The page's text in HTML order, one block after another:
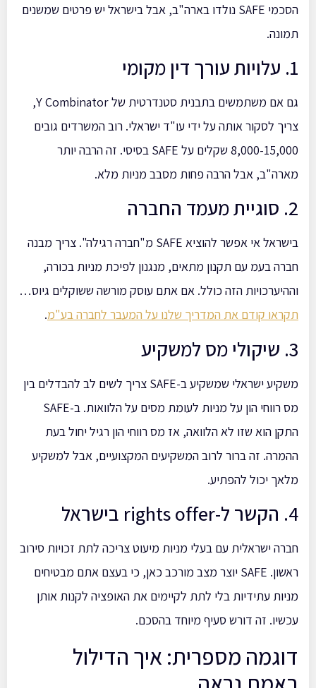
הסכמי SAFE נולדו בארה"ב, אבל בישראל יש פרטים שמשנים
תמונה.
1. עלויות עורך דין מקומי
גם אם משתמשים בתבנית סטנדרטית של Y Combinator,
צריך לסקור אותה על ידי עו"ד ישראלי. רוב המשרדים גובים
8,000-15,000 שקלים על SAFE בסיסי. זה הרבה יותר
מארה"ב, אבל הרבה פחות מסבב מניות מלא.
2. סוגיית מעמד החברה
בישראל אי אפשר להוציא SAFE מ"חברה רגילה". צריך מבנה
חברה בעמ עם תקנון מתאים, מנגנון לפיכת מניות בכורה,
וההיערכויות הזה כולל. אם אתם עוסק מורשה ששוקלים גיוס…
תקראו קודם את המדריך שלנו על המעבר לחברה בע"מ.
3. שיקולי מס למשקיע
משקיע ישראלי שמשקיע ב-SAFE צריך לשים לב להבדלים בין
מס רווחי הון על מניות לעומת מסים על הלוואות. ב-SAFE
התקן הוא שזו לא הלוואה, אז מס רווחי הון רגיל יחול בעת
ההמרה. זה ברור לרוב המשקיעים המקצועיים, אבל למשקיע
מלאך יכול להפתיע.
4. הקשר ל-rights offer בישראל
חברה ישראלית עם בעלי מניות מיעוט צריכה לתת זכויות סירוב
ראשון. SAFE יוצר מצב מורכב כאן, כי בעצם אתם מבטיחים
מניות עתידיות בלי לתת לקיימים את האופציה לקנות אותן
עכשיו. זה דורש סעיף מיוחד בהסכם.
דוגמה מספרית: איך הדילול